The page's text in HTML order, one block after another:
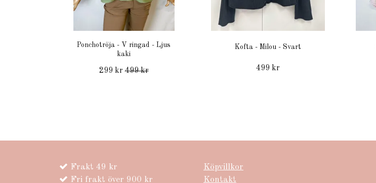
Ponchotröja - V ringad - Ljus
kaki
299 kr499 kr
Kofta - Milou - Svart
499 kr
Frakt 49 kr
Fri frakt över 900 kr
Köpvillkor
Kontakt